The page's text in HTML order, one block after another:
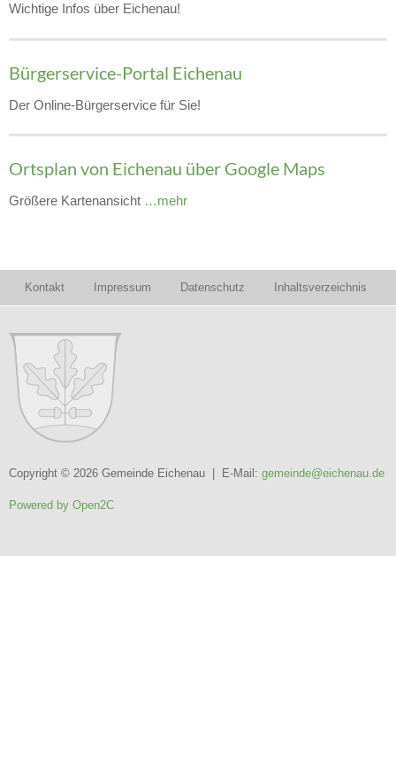
Wichtige Infos über Eichenau!
Bürgerservice-Portal Eichenau
Der Online-Bürgerservice für Sie!
Ortsplan von Eichenau über Google Maps
Größere Kartenansicht …mehr
Kontakt Impressum Datenschutz Inhaltsverzeichnis
Copyright © 2026 Gemeinde Eichenau | E-Mail: gemeinde@eichenau.de
Powered by Open2C